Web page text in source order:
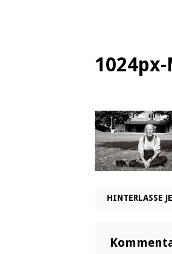
HINTERLASSE